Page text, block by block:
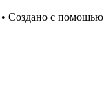
• Создано с помощью